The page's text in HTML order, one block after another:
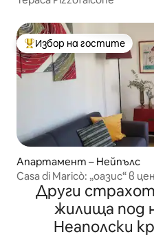
Най-популярен избор на
Избор на гостите
Апартамент – Нейпълс
Casa di Maricò: „оазис“ в
Други
жилища под
Неаполски